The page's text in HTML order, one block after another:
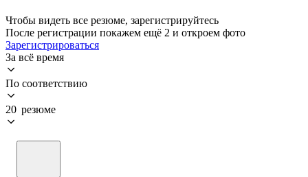
Чтобы видеть все резюме, зарегистрируйтесь
После регистрации покажем ещё 2 и откроем фото
Зарегистрироваться
За всё время
По соответствию
20 резюме